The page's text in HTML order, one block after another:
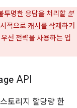
투명한 응답을 처리할 분
적으로캐시를 삭제 하거
선 전략을 사용하는 업
API
토리지 할당량 한